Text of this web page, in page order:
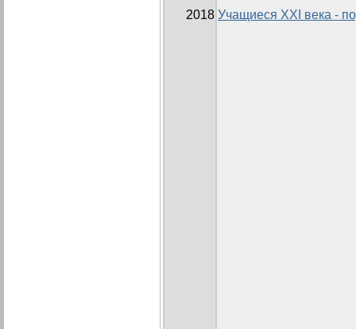
2018 Учащиеся ХХІ века -